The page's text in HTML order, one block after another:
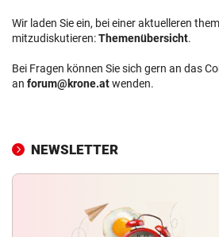
Wir laden Sie ein, bei einer aktuelleren
mitzudiskutieren:Themenübersicht.
Bei Fragen können Sie sich gern an das
an forum@krone.atwenden.
NEWSLETTER